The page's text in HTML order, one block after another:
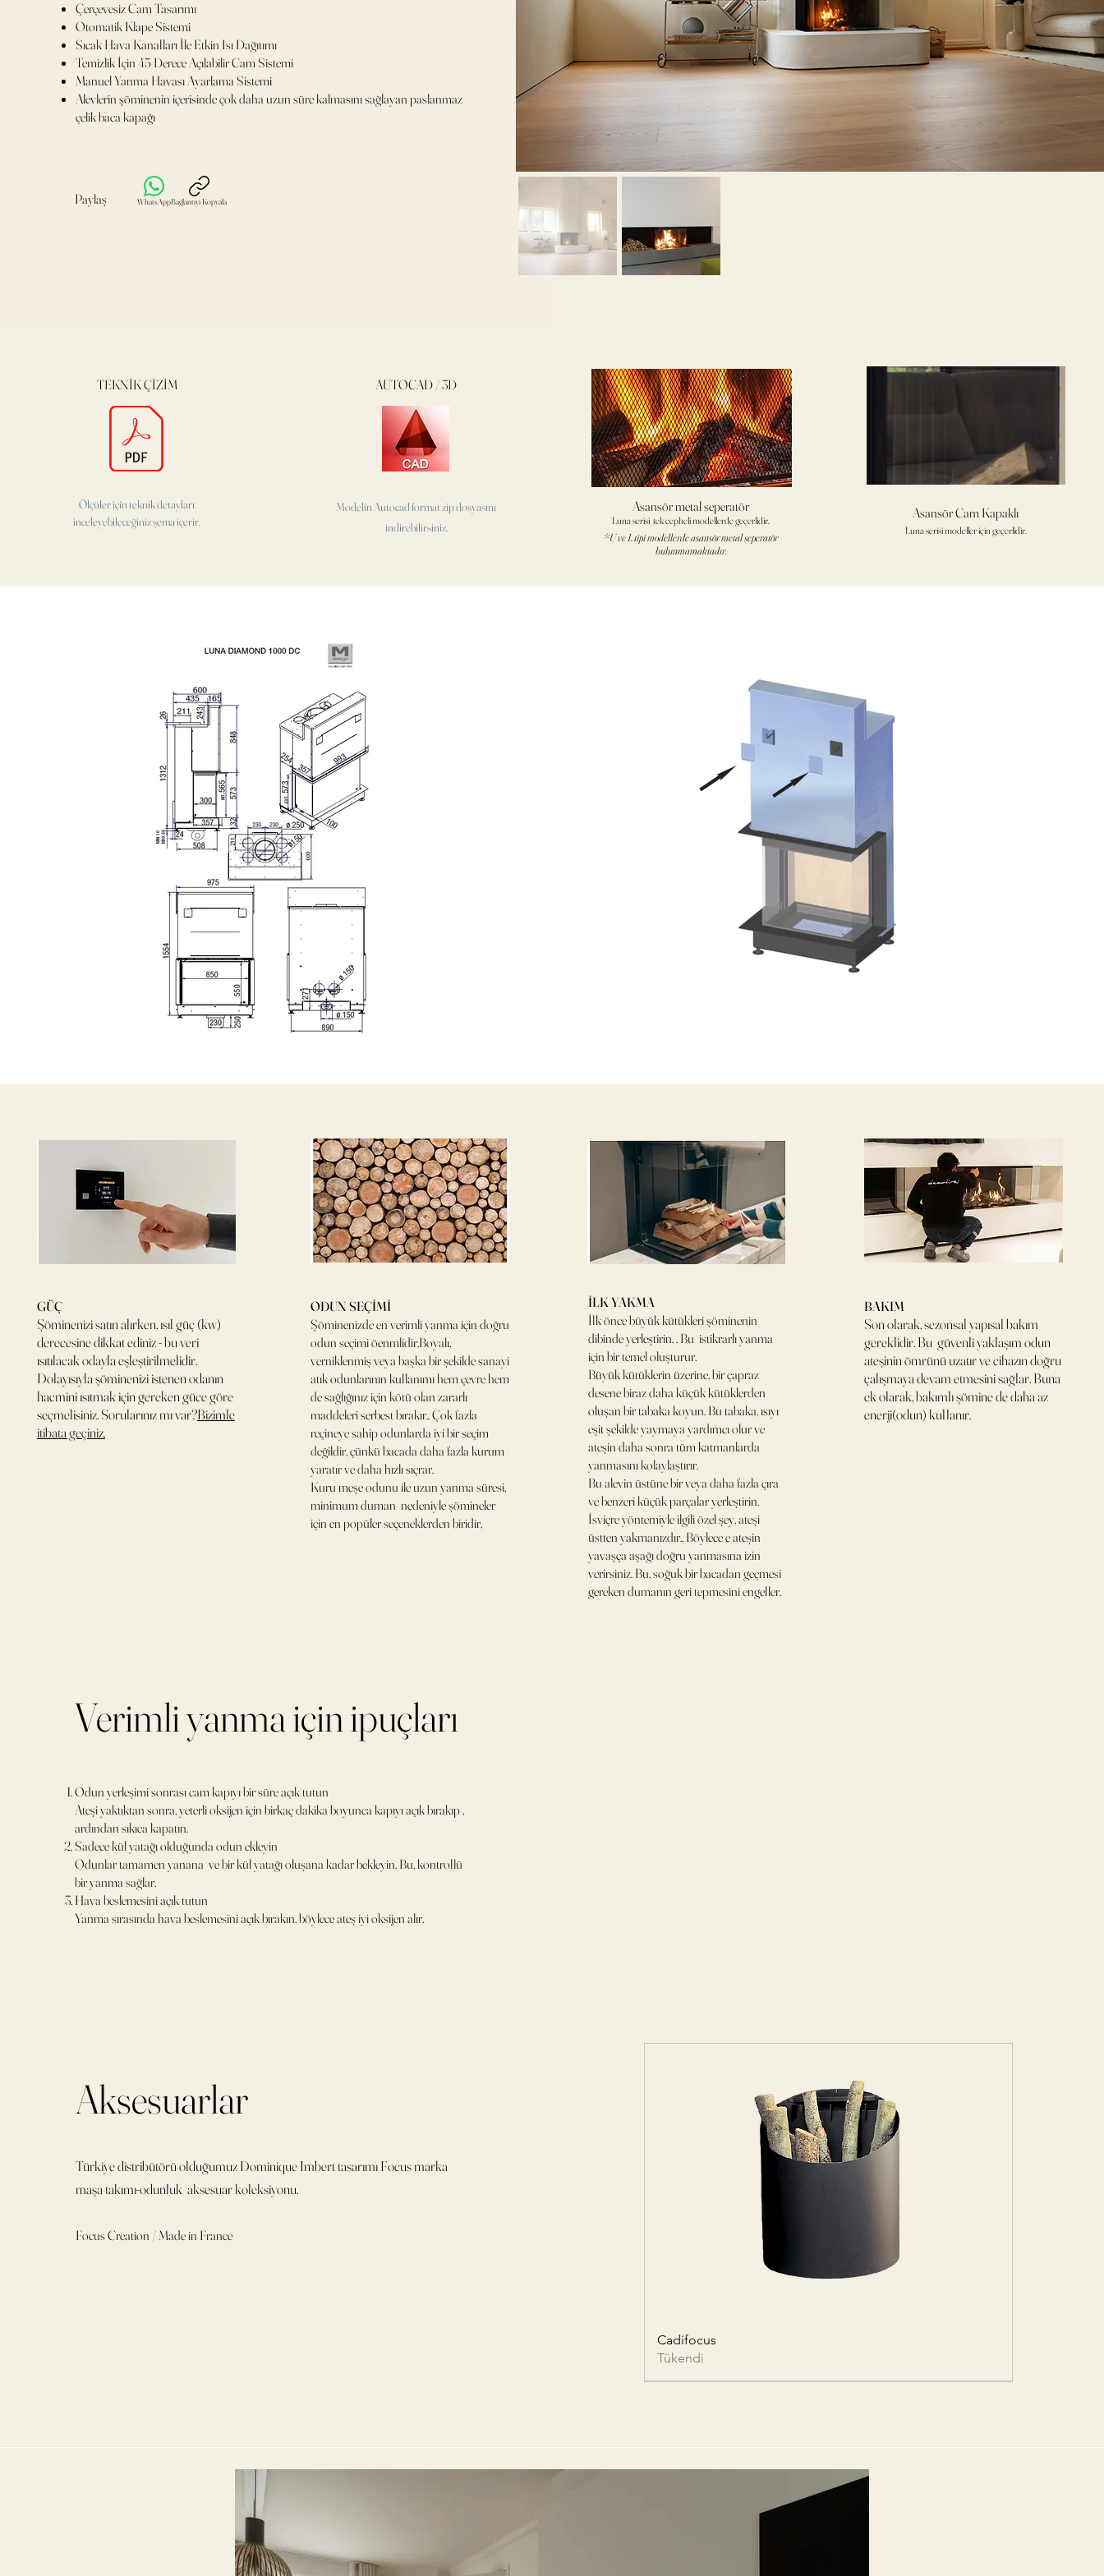
Çerçevesiz Cam Tasarımı
Otomatik Klape Sistemi
Sıcak Hava Kanalları İle Etkin Isı Dağıtımı
Temizlik İçin 45 Derece Açılabilir Cam Sistemi
Manuel Yanma Havası Ayarlama Sistemi
Alevlerin şöminenin içerisinde çok daha uzun süre kalmasını sağlayan paslanmaz
çelik baca kapağı
Paylaş WhatsAppBağlantıyı Kopyala
TEKNİK ÇİZİM
Ölçüler için teknik detayları
inceleyebileceğiniz şema içerir.
AUTOCAD / 3D
Modelin Autocad formatzip dosyasını
indirebilirsiniz.
Asansör metal seperatör
Luna serisi tek cepheli modellerde geçerlidir.
*U ve L tipi modellerde asansör metal seperatör
bulunmamaktadır.
Asansör Cam Kapaklı
Luna serisi modeller için geçerlidir.
GÜÇ
Şöminenizi satın alırken, ısıl güç (kw)
derecesine dikkat ediniz - bu veri
ısıtılacak odayla eşleştirilmelidir.
Dolayısıyla şöminenizi istenen odanın
hacmini ısıtmak için gereken güce göre
seçmelisiniz. Sorularınız mı var?Bizimle
itibata geçiniz.
ODUN SEÇİMİ
Şöminenizde en verimli yanma için doğru
odun seçimi öenmlidir.Boyalı,
verniklenmiş veya başka bir şekilde sanayi
atık odunlarının kullanımı hem çevre hem
de sağlığınız için kötü olan zararlı
maddeleri serbest bırakır.. Çok fazla
reçineye sahip odunlarda iyi bir seçim
değildir, çünkü bacada daha fazla kurum
yaratır ve daha hızlı sıçrar.
Kuru meşe odunu ile uzun yanma süresi,
minimum duman nedeniyle şömineler
için en popüler seçeneklerden biridir,
İLK YAKMA
İlk önce büyük kütükleri şöminenin
dibinde yerleştirin. . Bu istikrarlı yanma
için bir temel oluşturur.
Büyük kütüklerin üzerine, bir çapraz
desene biraz daha küçük kütüklerden
oluşan bir tabaka koyun. Bu tabaka, ısıyı
eşit şekilde yaymaya yardımcı olur ve
ateşin daha sonra tüm katmanlarda
yanmasını kolaylaştırır.
Bu alevin üstüne bir veya daha fazla çıra
ve benzeri küçük parçalar yerleştirin.
İsviçre yöntemiyle ilgili özel şey, ateşi
üstten yakmanızdır., Böylece e ateşin
yavaşça aşağı doğru yanmasına izin
verirsiniz. Bu, soğuk bir bacadan geçmesi
gereken dumanın geri tepmesini engeller.
BAKIM
Son olarak, sezonsal yapısal bakım
gereklidir. Bu güvenli yaklaşım odun
ateşinin ömrünü uzatır ve cihazın doğru
çalışmaya devam etmesini sağlar. Buna
ek olarak, bakımlı şömine de daha az
enerji(odun) kullanır.
Verimli yanma için ipuçları
Odun yerleşimi sonrası cam kapıyı bir süre açık tutun
Ateşi yaktıktan sonra, yeterli oksijen için birkaç dakika boyunca kapıyı açık bırakıp ,
ardından sıkıca kapatın.
Sadece kül yatağı olduğunda odun ekleyin
Odunlar tamamen yanana ve bir kül yatağı oluşana kadar bekleyin. Bu, kontrollü
bir yanma sağlar.
Hava beslemesini açık tutun
Yanma sırasında hava beslemesini açık bırakın, böylece ateş iyi oksijen alır.
Aksesuarlar
Türkiye distribütörü olduğumuz Dominique Imbert tasarımı Focus marka
maşa takımı-odunluk aksesuar koleksiyonu.
Focus Creation / Made in France
Cadifocus
Tükendi